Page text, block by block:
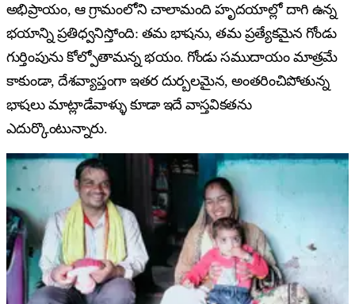
అభిప్రాయం, ఆ గ్రామంలోని చాలామంది హృదయాల్లో దాగి ఉన్న
భయాన్ని ప్రతిధ్వనిస్తోంది: తమ భాషను, తమ ప్రత్యేకమైన గోండు
గుర్తింపును కోల్పోతామన్న భయం. గోండు సముదాయం మాత్రమే
కాకుండా, దేశవ్యాప్తంగా ఇతర దుర్బలమైన, అంతరించిపోతున్న
భాషలు మాట్లాడేవాళ్ళు కూడా ఇదే వాస్తవికతను
ఎదుర్కొంటున్నారు.